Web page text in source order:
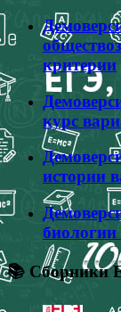
критерии
курс
истории
биологии
📚 Сборники